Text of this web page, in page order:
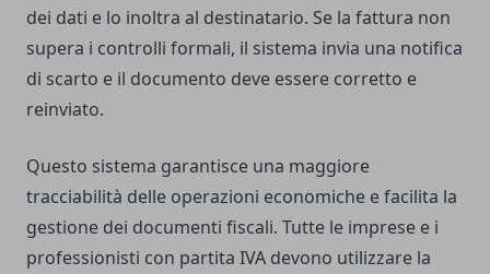
dei dati e lo inoltra al destinatario. Se la fattura non
supera i controlli formali, il sistema invia una notifica
di scarto e il documento deve essere corretto e
reinviato.
Questo sistema garantisce una maggiore
tracciabilità delle operazioni economiche e facilita la
gestione dei documenti fiscali. Tutte le imprese e i
professionisti con partita IVA devono utilizzare la